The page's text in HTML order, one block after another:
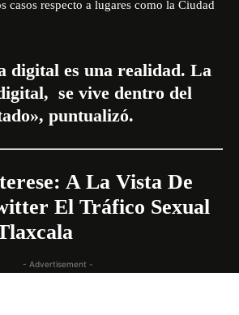
casos respecto a lugares como la Ciudad
digital es una realidad. La
se vive dentro del
puntualizó.
A La Vista De
El Tráfico Sexual
- Advertisement -